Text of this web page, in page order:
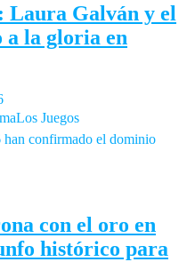
Laura Galván y el
a la gloria en
Juegos
han confirmado el dominio
con el oro en
histórico para